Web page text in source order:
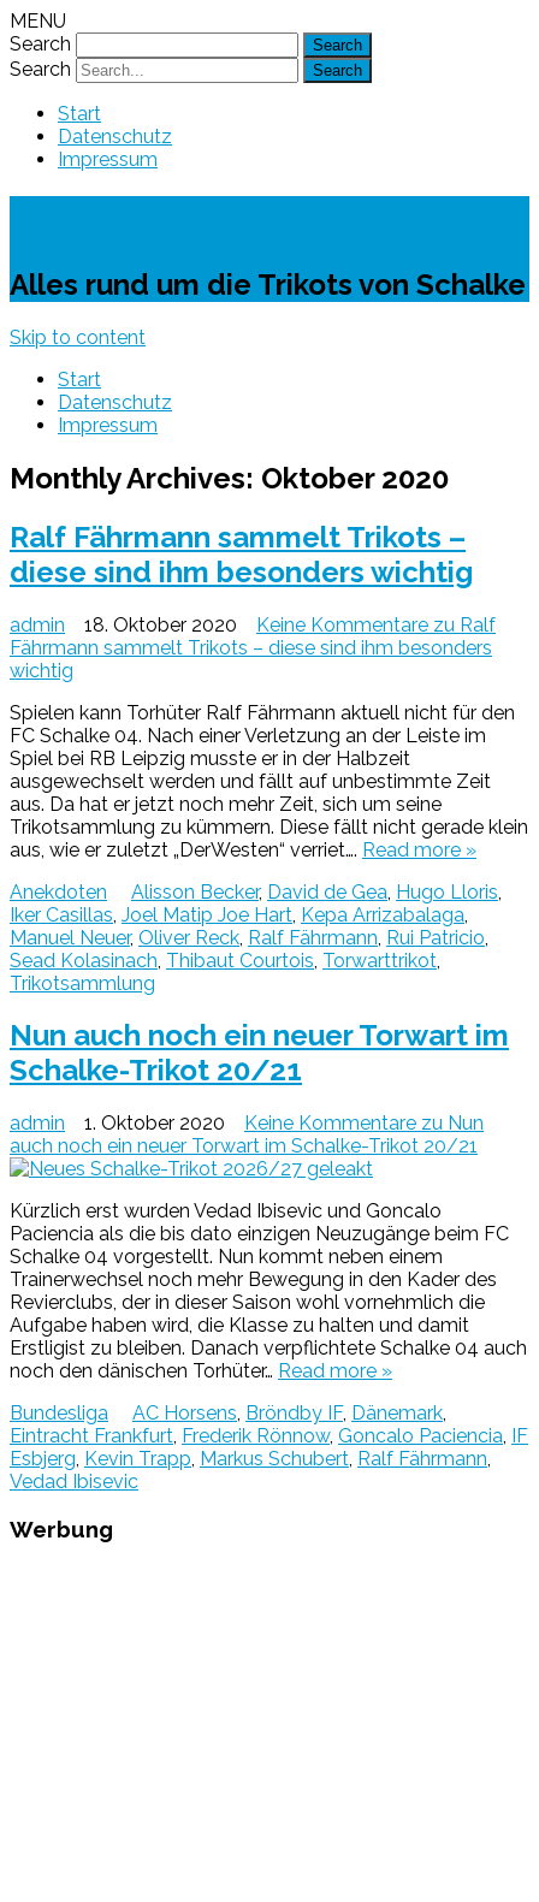
MENU
Search
Search
Start
Datenschutz
Impressum
Alles rund um die Trikots von Schalke
Skip to content
Start
Datenschutz
Impressum
Monthly Archives: Oktober 2020
Ralf Fährmann sammelt Trikots –
diese sind ihm besonders wichtig
admin 18. Oktober 2020 Keine Kommentare zu Ralf
Fährmann sammelt Trikots – diese sind ihm besonders
wichtig
Spielen kann Torhüter Ralf Fährmann aktuell nicht für den
FC Schalke 04. Nach einer Verletzung an der Leiste im
Spiel bei RB Leipzig musste er in der Halbzeit
ausgewechselt werden und fällt auf unbestimmte Zeit
aus. Da hat er jetzt noch mehr Zeit, sich um seine
Trikotsammlung zu kümmern. Diese fällt nicht gerade klein
aus, wie er zuletzt „DerWesten“ verriet…. Read more »
Anekdoten
Alisson Becker, David de Gea Hugo Lloris
Iker Casillas Joel Matip Joe Hart Kepa Arrizabalaga
Manuel Neuer, Oliver Reck Ralf Fährmann Rui Patricio
Sead Kolasinach Thibaut Courtois Torwarttrikot
Trikotsammlung
Nun auch noch ein neuer Torwart im
Schalke-Trikot 20/21
admin 1. Oktober 2020 Keine Kommentare zu Nun
auch noch ein neuer Torwart im Schalke-Trikot 20/21
Kürzlich erst wurden Vedad Ibisevic und Goncalo
Paciencia als die bis dato einzigen Neuzugänge beim FC
Schalke 04 vorgestellt. Nun kommt neben einem
Trainerwechsel noch mehr Bewegung in den Kader des
Revierclubs, der in dieser Saison wohl vornehmlich die
Aufgabe haben wird, die Klasse zu halten und damit
Erstligist zu bleiben. Danach verpflichtete Schalke 04 auch
noch den dänischen Torhüter… Read more »
Bundesliga
AC Horsens, Bröndby IF, Dänemark,
Eintracht Frankfurt, Frederik Rönnow, Goncalo Paciencia,
IF
Esbjerg, Kevin Trapp, Markus Schubert, Ralf Fährmann,
Vedad Ibisevic
Werbung